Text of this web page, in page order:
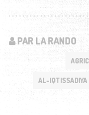
PAR LA RANDO
AL-IQTISSADIYA